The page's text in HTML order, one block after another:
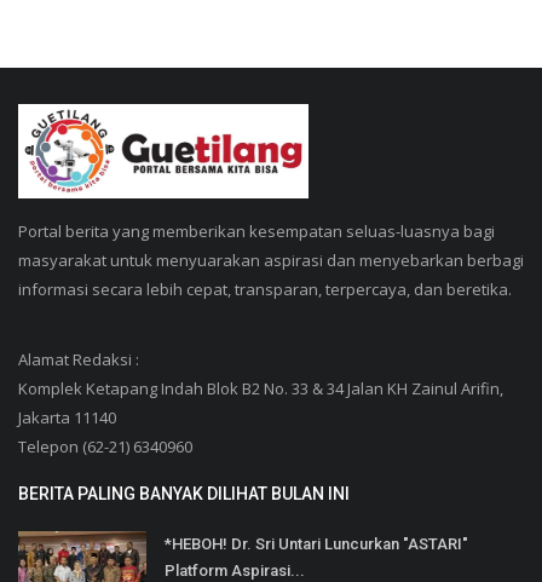
Portal berita yang memberikan kesempatan seluas-luasnya bagi
masyarakat untuk menyuarakan aspirasi dan menyebarkan berbagi
informasi secara lebih cepat, transparan, terpercaya, dan beretika.
Alamat Redaksi :
Komplek Ketapang Indah Blok B2 No. 33 & 34 Jalan KH Zainul Arifin,
Jakarta 11140
Telepon (62-21) 6340960
BERITA PALING BANYAK DILIHAT BULAN INI
*HEBOH! Dr. Sri Untari Luncurkan "ASTARI"
Platform Aspirasi...